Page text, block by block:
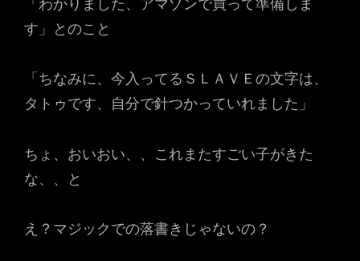
す」とのこと
「ちなみに、今入ってるＳＬＡＶＥの文字は、
タトゥです、自分で針つかっていれました」
ちょ、おいおい、、これまたすごい子がきた
な、、と
え？マジックでの落書きじゃないの？